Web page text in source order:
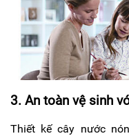
3. An toàn vệ sinh
Thiết kế cây nước